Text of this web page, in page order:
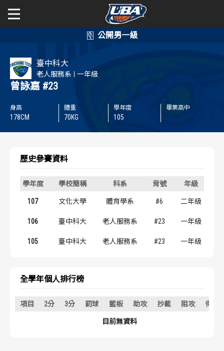
公開男一級
選手資訊
數據統計
選手資訊
數據統計
二級與一般組
臺中科大
老人服務系 一年級
曾詠嘉 #23
身高
178CM
體重
70KG
學年度
105
畢業高中
歷史參賽資料
學年度 學校簡稱 科系 背號 年級
107 文化大學 體育學系 #6 二年級
106 臺中科大 老人服務系 #23 一年級
105 臺中科大 老人服務系 #23 一年級
全學年個人排行榜
項目 2分 3分 罰球 籃板 助攻 抄截 阻攻 得分
目前無資料